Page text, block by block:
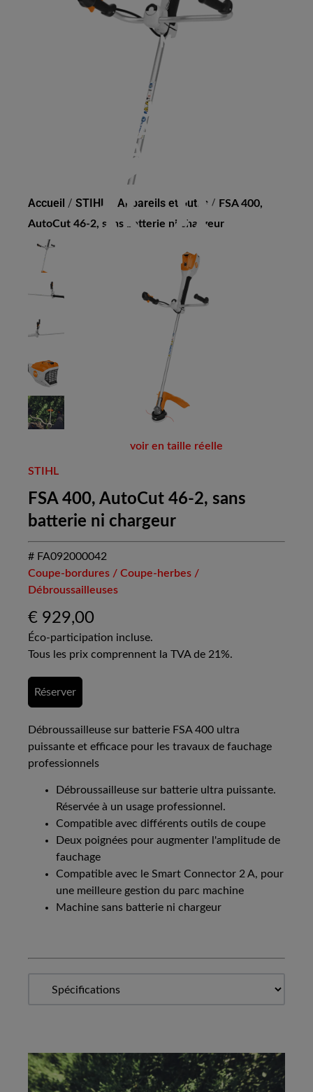
FSA 400, AUTOCUT 46-2,
SANS BATTERIE NI
CHARGEUR
Accueil / STIHL Appareils et outils / FSA 400,
AutoCut 46-2, sans batterie ni chargeur
voir en taille réelle
STIHL
FSA 400, AutoCut 46-2, sans
batterie ni chargeur
# FA092000042
Coupe-bordures / Coupe-herbes /
Débroussailleuses
€ 929,00
Éco-participation incluse.
Tous les prix comprennent la TVA de 21%.
Réserver
Débroussailleuse sur batterie FSA 400 ultra
puissante et efficace pour les travaux de fauchage
professionnels
Débroussailleuse sur batterie ultra puissante.
Réservée à un usage professionnel.
Compatible avec différents outils de coupe
Deux poignées pour augmenter l'amplitude de
fauchage
Compatible avec le Smart Connector 2 A, pour
une meilleure gestion du parc machine
Machine sans batterie ni chargeur